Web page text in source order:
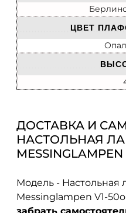
ЦВЕТ
ДОСТАВКА И
НАСТОЛЬНАЯ
Модель - Настольная
Messinglampen V1-
забрать